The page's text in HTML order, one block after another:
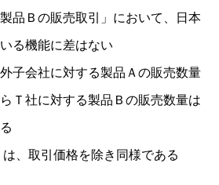
品Ｂの販売取引」において、日本
る機能に差はない
子会社に対する製品Ａの販売数量
Ｔ社に対する製品Ｂの販売数量は
、取引価格を除き同様である